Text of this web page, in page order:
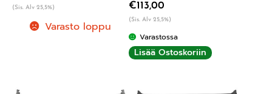
(Sis. Alv 25,5%)
Varasto loppu
€113,00
(Sis. Alv 25,5%)
Varastossa
Lisää Ostoskoriin